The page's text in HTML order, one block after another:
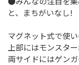
と、まちがいなし!
マグネット式で使
上部にはモンスター
両サイドにはゲン